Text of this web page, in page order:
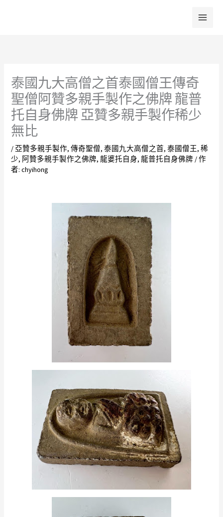
泰國九大高僧之首泰國僧王傳奇
聖僧阿贊多親手製作之佛牌 龍普
托自身佛牌 亞贊多親手製作稀少
無比
/ 亞贊多親手製作,傳奇聖僧,泰國九大高僧之首,泰國僧王,稀
少, 阿贊多親手製作之佛牌,龍婆托自身,龍普托自身佛牌 / 作
者:chyihong